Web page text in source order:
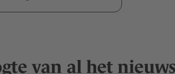
van al het nieuws